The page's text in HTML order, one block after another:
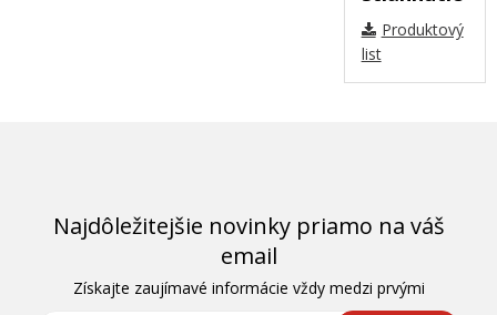
Produktový
list
Najdôležitejšie novinky priamo na váš
email
Získajte zaujímavé informácie vždy medzi prvými